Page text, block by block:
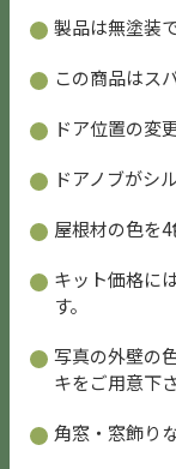
製品は無塗装で
この商品はス
ドア位置の変
ドアノブがシ
屋根材の色を4
キット価格に
す。
写真の外壁の
キをご用意下
角窓・窓飾り